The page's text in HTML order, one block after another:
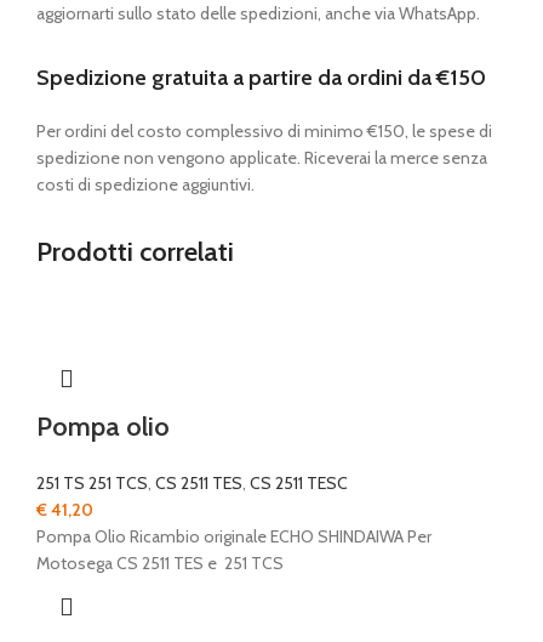
aggiornarti sullo stato delle spedizioni, anche via WhatsApp.
Spedizione gratuita a partire da ordini da €150
Per ordini del costo complessivo di minimo €150, le spese di
spedizione non vengono applicate. Riceverai la merce senza
costi di spedizione aggiuntivi.
Prodotti correlati
Pompa olio
251 TS 251 TCS, CS 2511 TES, CS 2511 TESC
€41,20
Pompa Olio Ricambio originale ECHO SHINDAIWA Per
Motosega CS 2511 TES e 251 TCS